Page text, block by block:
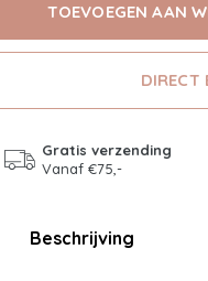
TOEVOEGEN AAN
DIRECT
Gratis verzending
Vanaf €75,-
Beschrijving